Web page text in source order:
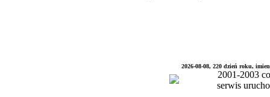
2026-08-08, 220 dzień roku,
2001-2003
serwis